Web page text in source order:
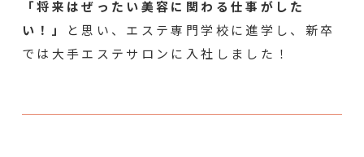
「将来はぜったい美容に関わる仕事がした
い！」
と思い、エステ専門学校に進学し、新卒
では大手エステサロンに入社しました！